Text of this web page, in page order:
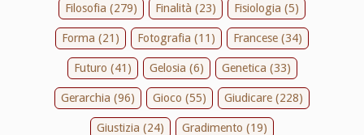
Filosofia (279) Finalità (23) Fisiologia (5)
Forma (21) Fotografia (11) Francese (34)
Futuro (41) Gelosia (6) Genetica (33)
Gerarchia (96) Gioco (55) Giudicare (228)
Giustizia (24) Gradimento (19)